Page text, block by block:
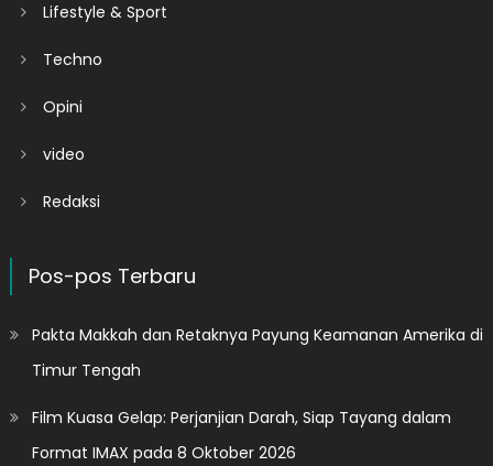
Lifestyle & Sport
Techno
Opini
video
Redaksi
Pos-pos Terbaru
Pakta Makkah dan Retaknya Payung Keamanan Amerika di
Timur Tengah
Film Kuasa Gelap: Perjanjian Darah, Siap Tayang dalam
Format IMAX pada 8 Oktober 2026